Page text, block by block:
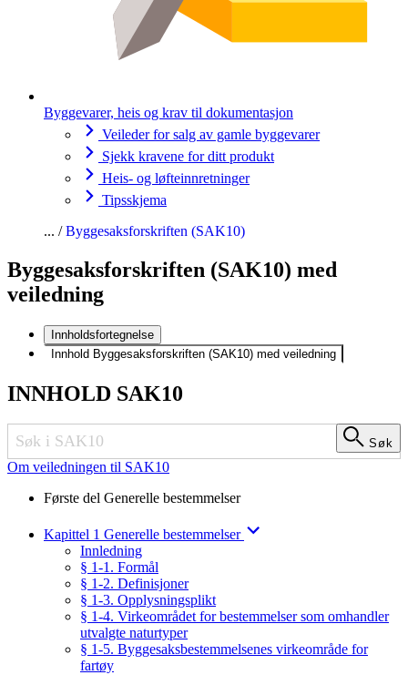
Byggevarer, heis og krav til dokumentasjon
Veileder for salg av gamle byggevarer
Sjekk kravene for ditt produkt
Heis- og løfteinnretninger
Tipsskjema
Byggesaksforskriften (SAK10)
Byggesaksforskriften (SAK10) med
veiledning
Innholdsfortegnelse
Innhold Byggesaksforskriften (SAK10) med veiledning
INNHOLD SAK10
Søk
Om veiledningen til SAK10
Første del Generelle bestemmelser
Kapittel 1 Generelle bestemmelser
Innledning
§ 1-1. Formål
§ 1-2. Definisjoner
§ 1-3. Opplysningsplikt
§ 1-4. Virkeområdet for bestemmelser som omhandler
utvalgte naturtyper
§ 1-5. Byggesaksbestemmelsenes virkeområde for
fartøy